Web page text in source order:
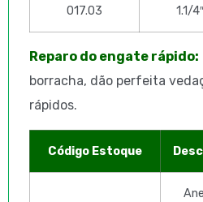
017.03 1.1/4″
Reparo do engate rápido:
borracha, dão perfeita
rápidos.
Código Estoque